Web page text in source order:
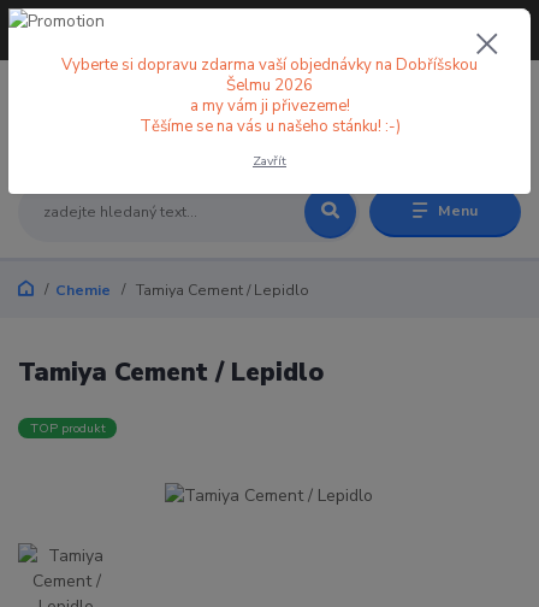
Menu
+420 773 998 582
Chemie Tamiya Cement / Lepidlo
Tamiya Cement / Lepidlo
TOP produkt
Vyberte si dopravu zdarma vaší objednávky na Dobříšskou
Šelmu 2026
a my vám ji přivezeme!
Těšíme se na vás u našeho stánku! :-)
Zavřít